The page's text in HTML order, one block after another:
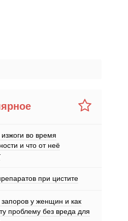
во время
и что от неё
при цистите
у женщин и как
проблему без вреда для